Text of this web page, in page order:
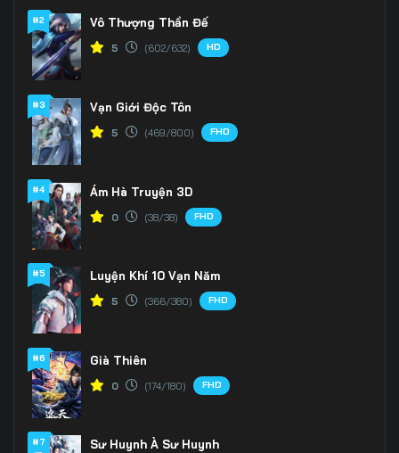
#2 Vô Thượng Thần Đế
5 (602/632) HD
#3 Vạn Giới Độc Tôn
5 (469/800) FHD
#4 Ám Hà Truyện 3D
0 (38/38) FHD
#5 Luyện Khí 10 Vạn Năm
5 (366/380) FHD
#6 Già Thiên
0 (174/180) FHD
#7 Sư Huynh À Sư Huynh